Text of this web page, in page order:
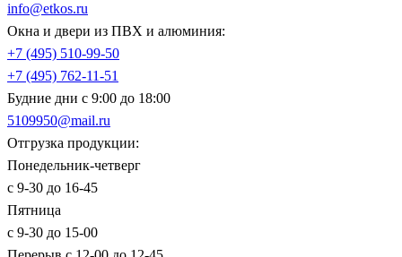
info@etkos.ru
Окна и двери из ПВХ и алюминия:
+7 (495) 510-99-50
+7 (495) 762-11-51
Будние дни с 9:00 до 18:00
5109950@mail.ru
Отгрузка продукции:
Понедельник-четверг
с 9-30 до 16-45
Пятница
с 9-30 до 15-00